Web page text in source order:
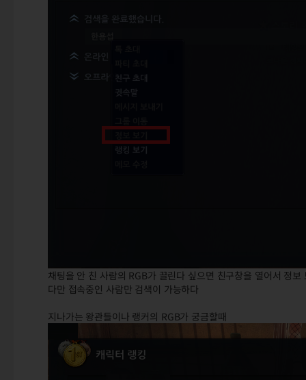
채팅을 안 친 사람의 RGB가 끌린다 싶으면 친구창을 열어서 정보
다만 접속중인 사람만 검색이 가능하다
지나가는 왕관들이나 랭커의 RGB가 궁금할때